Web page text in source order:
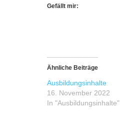
Gefällt mir:
Ähnliche Beiträge
Ausbildungsinhalte
16. November 2022
In "Ausbildungsinhalte"